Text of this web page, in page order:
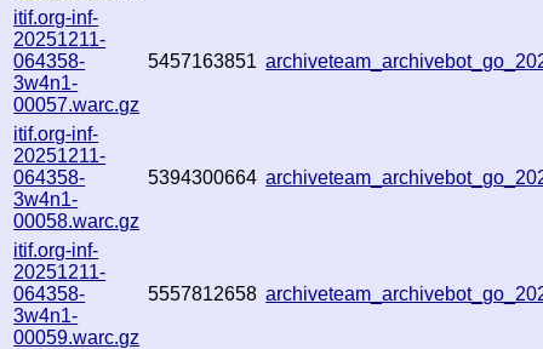
itif.org-inf-
20251211-
064358-
3w4n1-
00057.warc.gz
5457163851
itif.org-inf-
20251211-
064358-
3w4n1-
00058.warc.gz
5394300664
itif.org-inf-
20251211-
064358-
3w4n1-
00059.warc.gz
5557812658